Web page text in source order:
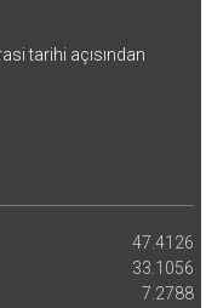
tarihi açısından
47.4126
33.1056
7.2788